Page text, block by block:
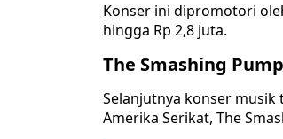
Konser ini dipromotori
hingga Rp 2,8 juta.
The Smashing
Selanjutnya konser
Amerika Serikat, The